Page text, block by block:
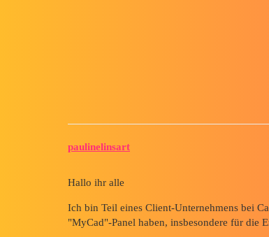
paulinelinsart
Hallo ihr alle
Ich bin Teil eines Client-Unternehmens bei
"MyCad"-Panel haben, insbesondere für die